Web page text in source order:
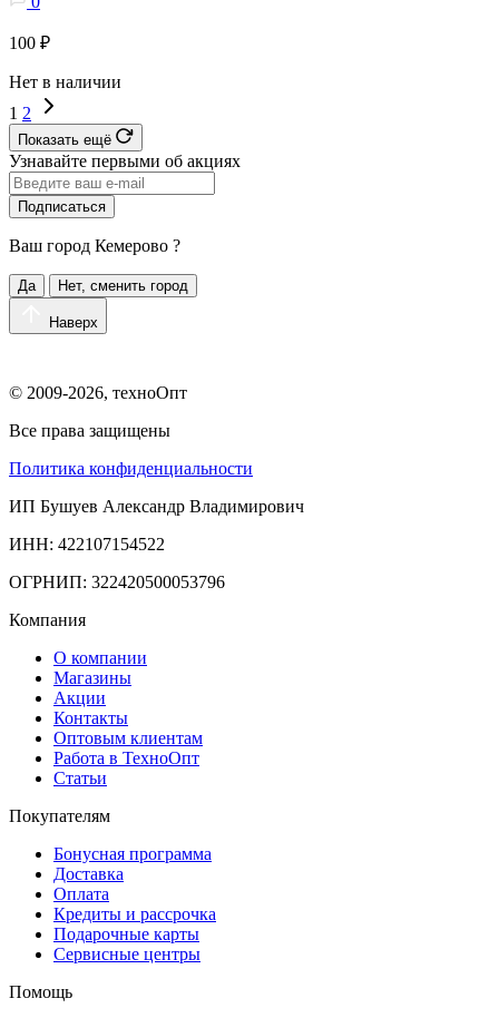
100 ₽
Нет в наличии
1 2
Показать ещё
Узнавайте первыми об акциях
Подписаться
Ваш город Кемерово ?
Да Нет, сменить город
Наверх
© 2009-2026, техноОпт
Все права защищены
Политика конфиденциальности
ИП Бушуев Александр Владимирович
ИНН: 422107154522
ОГРНИП: 322420500053796
Компания
О компании
Магазины
Акции
Контакты
Оптовым клиентам
Работа в ТехноОпт
Статьи
Покупателям
Бонусная программа
Доставка
Оплата
Кредиты и рассрочка
Подарочные карты
Сервисные центры
Помощь